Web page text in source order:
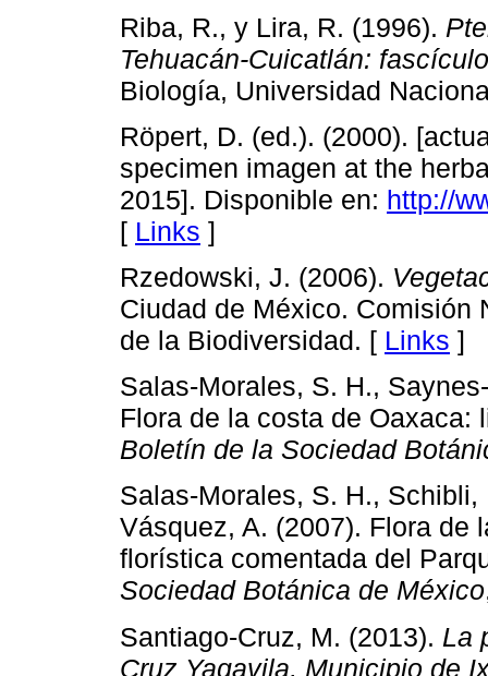
Riba, R., y Lira, R. (1996).
Tehuacán-Cuicatlán:
Biología, Universidad
Röpert, D. (ed.). (2000).
specimen imagen at the
2015]. Disponible en: http://
[ Links ]
Rzedowski, J. (2006).
Ciudad de México. Comisión
de la Biodiversidad. [ Links ]
Salas-Morales, S. H.,
Flora de la costa de
Boletín de la Sociedad
Salas-Morales, S. H.,
Vásquez, A. (2007). Flora de
florística comentada del
Sociedad Botánica de México
Santiago-Cruz, M. (2013). La
Cruz Yagavila, Municipio de